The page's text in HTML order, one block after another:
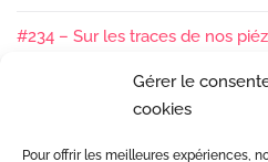
Gérer le
cookies
Pour offrir les meilleures expériences,
#234 – Sur les traces de nos
#233 – Les sédiments, ça se suit